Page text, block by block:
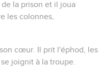
de la prison et il joua
les colonnes,
cœur. Il prit l'éphod, les
joignit à la troupe.